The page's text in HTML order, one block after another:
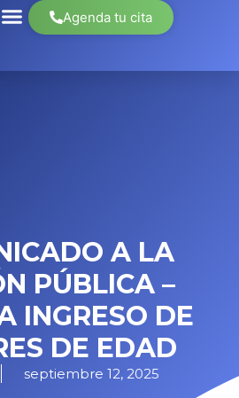
Agenda tu cita
A LA
PÚBLICA –
INGRESO DE
DE EDAD
septiembre 12, 2025